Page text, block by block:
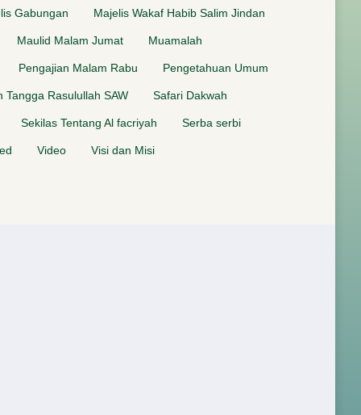
Gabungan Majelis Wakaf Habib Salim Jindan
Maulid Malam Jumat Muamalah
Pengajian Malam Rabu Pengetahuan Umum
Tangga Rasulullah SAW Safari Dakwah
Sekilas Tentang Al facriyah Serba serbi
Video Visi dan Misi